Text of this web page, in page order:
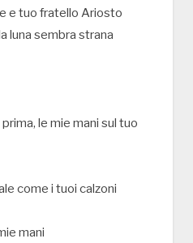
e tuo fratello Ariosto
luna sembra strana
le mie mani sul tuo
come i tuoi calzoni
mani